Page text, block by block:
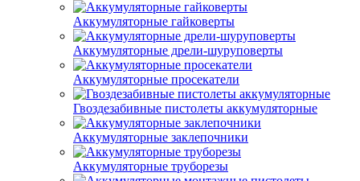
Аккумуляторные гайковерты
Аккумуляторные дрели-шуруповерты
Аккумуляторные просекатели
Гвоздезабивные пистолеты аккумуляторные
Аккумуляторные заклепочники
Аккумуляторные труборезы